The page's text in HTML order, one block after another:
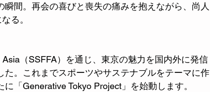
間。再会の喜びと喪失の痛みを抱えながら、尚人
る。
（SSFFA）を通じ、東京の魅力を国内外に発信
。これまでスポーツやサステナブルをテーマに作
「Generative Tokyo Project」を始動します。